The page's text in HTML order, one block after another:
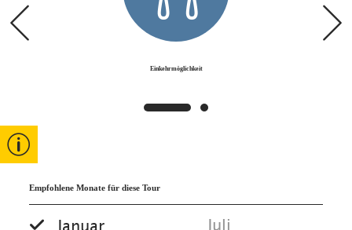
Einkehrmöglichkeit
Empfohlene Monate für diese Tour
Januar Juli